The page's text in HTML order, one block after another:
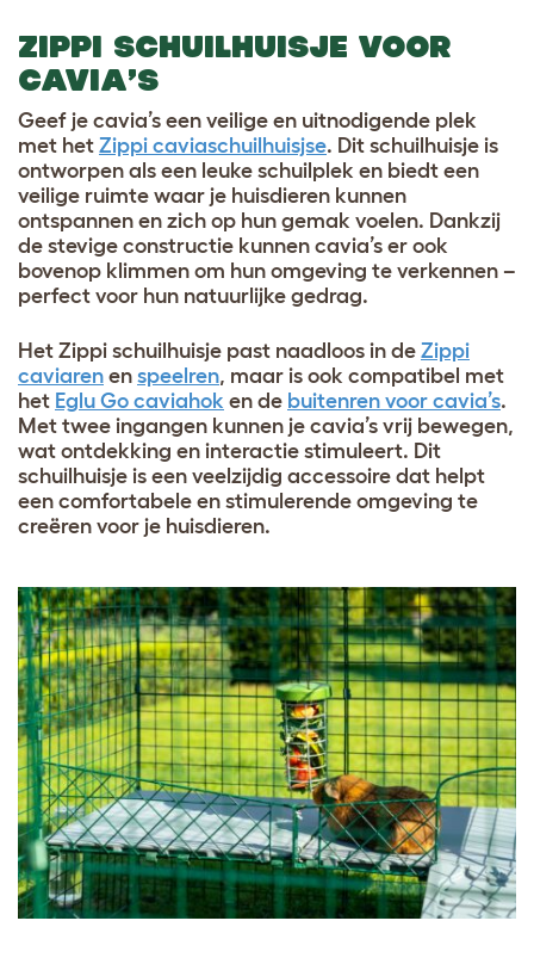
ZIPPI SCHUILHUISJE VOOR
CAVIA’S
Geef je cavia’s een veilige en uitnodigende plek
met het Zippi caviaschuilhuisjse. Dit schuilhuisje is
ontworpen als een leuke schuilplek en biedt een
veilige ruimte waar je huisdieren kunnen
ontspannen en zich op hun gemak voelen. Dankzij
de stevige constructie kunnen cavia’s er ook
bovenop klimmen om hun omgeving te verkennen –
perfect voor hun natuurlijke gedrag.
Het Zippi schuilhuisje past naadloos in de Zippi
caviaren en speelren, maar is ook compatibel met
het Eglu Go caviahok en de buitenren voor cavia’s.
Met twee ingangen kunnen je cavia’s vrij bewegen,
wat ontdekking en interactie stimuleert. Dit
schuilhuisje is een veelzijdig accessoire dat helpt
een comfortabele en stimulerende omgeving te
creëren voor je huisdieren.